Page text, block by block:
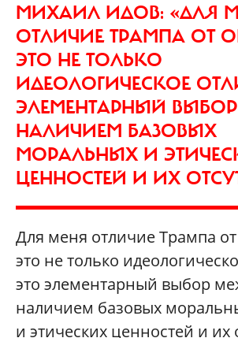
МИХАИЛ ИДОВ: «ДЛЯ
ОТЛИЧИЕ ТРАМПА ОТ
ЭТО НЕ ТОЛЬКО
ИДЕОЛОГИЧЕСКОЕ
ЭЛЕМЕНТАРНЫЙ
НАЛИЧИЕМ БАЗОВЫХ
МОРАЛЬНЫХ И
ЦЕННОСТЕЙ И ИХ
Для меня отличие Трампа
это не только
это элементарный выбор
наличием базовых
и этических ценностей и их